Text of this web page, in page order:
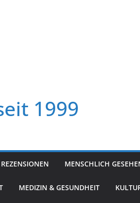
1999
REZENSIONEN MENSCHLICH
MEDIZIN & GESUNDHEIT